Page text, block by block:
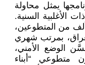
يمثل محاولة
الأغلبية السنية.
جنّدت القوات الأمريكية حوالي 100 ألف من المتطوعين،
بمرتب شهري
الوضع الأمني،
متطوعي “أبناء